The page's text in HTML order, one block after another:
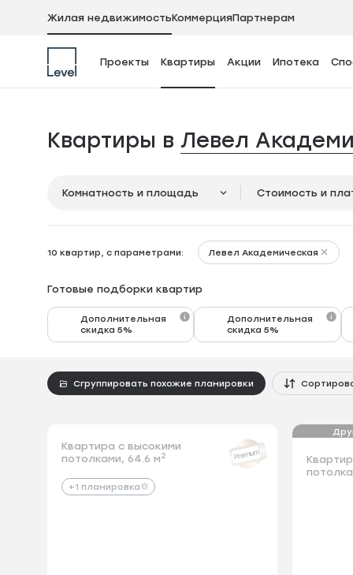
Жилая недвижимостьКоммерцияПартнерам
Проекты Квартиры Акции Ипотека
Квартиры в Левел
Комнатность и площадь Стоимость и
10 квартир, с параметрами: Левел Академическая
Готовые подборки квартир
Дополнительная
скидка 5%
Дополнительная
скидка 5%
Сгруппировать похожие планировки
Квартира с высокими
потолками, 64.6 м2 Premium
+1 планировка